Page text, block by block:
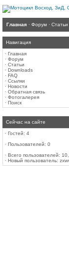
Главная · Форум · Статьи
Навигация
· Главная
· Форум
· Статьи
· Downloads
· FAQ
· Ссылки
· Новости
· Обратная связь
· Фотогалерея
· Поиск
Сейчас на сайте
· Гостей: 4
· Пользователей: 0
· Всего пользователей:
· Новый пользователь: